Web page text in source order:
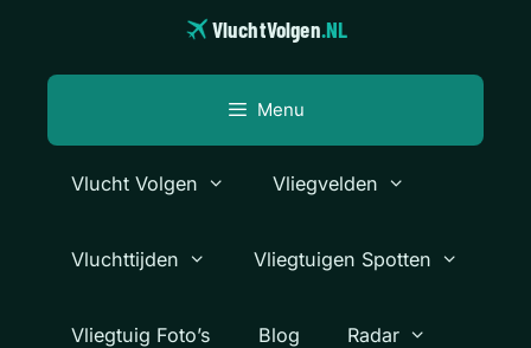
VluchtVolgen.NL
Menu
Vlucht Volgen Vliegvelden
Vluchttijden Vliegtuigen Spotten
Vliegtuig Foto’s Blog Radar